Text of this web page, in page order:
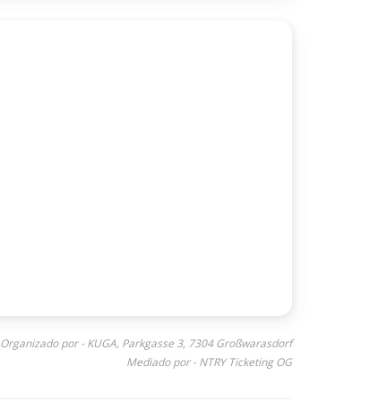
Organizado por - KUGA, Parkgasse 3, 7304 Großwarasdorf
Mediado por - NTRY Ticketing OG